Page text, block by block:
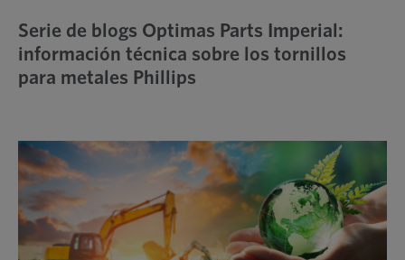
Serie de blogs Optimas Parts Imperial:
información técnica sobre los tornillos
para metales Phillips